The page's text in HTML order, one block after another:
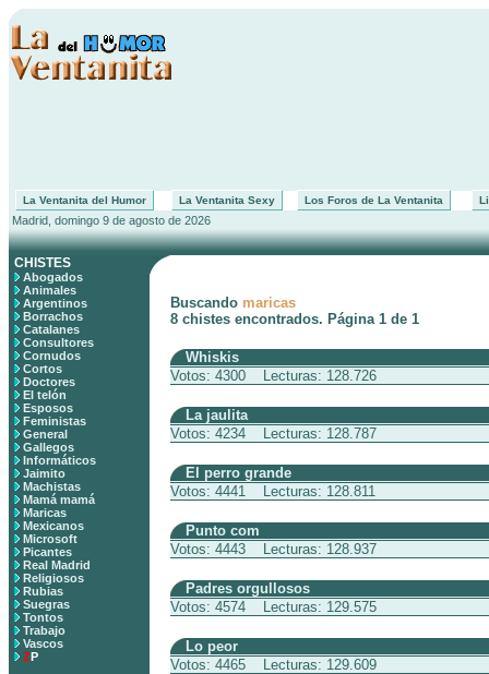
La Ventanita del Humor La Ventanita Sexy Los Foros de La Ventanita
Madrid, domingo 9 de agosto de 2026
CHISTES
Abogados
Animales
Argentinos
Borrachos
Catalanes
Consultores
Cornudos
Cortos
Doctores
El telón
Esposos
Feministas
General
Gallegos
Informáticos
Jaimito
Machistas
Mamá mamá
Maricas
Mexicanos
Microsoft
Picantes
Real Madrid
Religiosos
Rubias
Suegras
Tontos
Trabajo
Vascos
ZP
Buscando maricas
8 chistes encontrados. Página 1 de 1
Whiskis
Votos: 4300 Lecturas: 128.726
La jaulita
Votos: 4234 Lecturas: 128.787
El perro grande
Votos: 4441 Lecturas: 128.811
Punto com
Votos: 4443 Lecturas: 128.937
Padres orgullosos
Votos: 4574 Lecturas: 129.575
Lo peor
Votos: 4465 Lecturas: 129.609